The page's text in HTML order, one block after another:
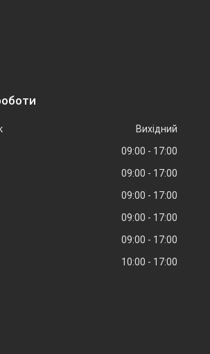
Вихідний
09:00
17:00
09:00
17:00
09:00
17:00
09:00
17:00
09:00
17:00
10:00 17:00